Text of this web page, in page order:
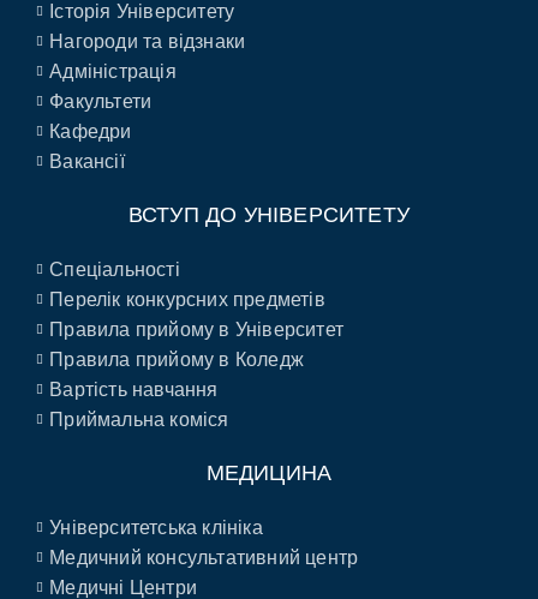
Історія Університету
Нагороди та відзнаки
Адміністрація
Факультети
Кафедри
Вакансії
ВСТУП ДО УНІВЕРСИТЕТУ
Спеціальності
Перелік конкурсних предметів
Правила прийому в Університет
Правила прийому в Коледж
Вартість навчання
Приймальна коміся
МЕДИЦИНА
Університетська клініка
Медичний консультативний центр
Медичні Центри